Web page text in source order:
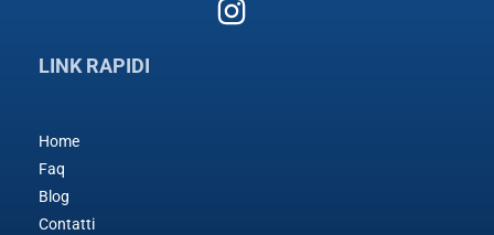
LINK RAPIDI
Home
Faq
Blog
Contatti